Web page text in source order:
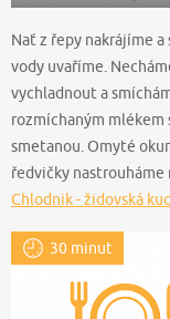
Nať z řepy nakrájíme a
vody uvaříme.
vychladnout a
rozmíchaným mlékem
smetanou. Omyté
ředvičky nastrouháme
Chlodnik - židovská
30 minut